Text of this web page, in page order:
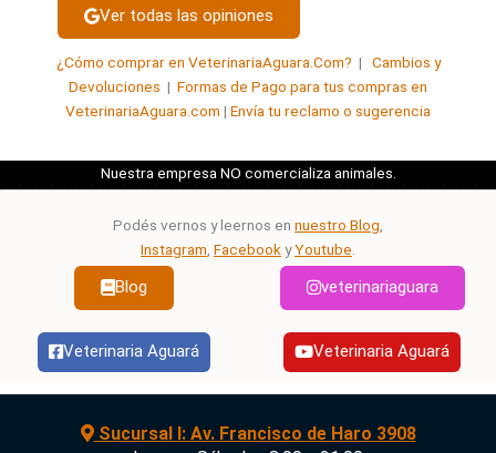
Ver todas las opiniones
¿Cómo comprar en VeterinariaAguara.Com? | Cambios y
Devoluciones | Formas de Pago para tus compras en
VeterinariaAguara.com | Envía tu reclamo o sugerencia
Nuestra empresa NO comercializa animales.
Podés vernos y leernos en nuestro Blog
Instagram FacebookyYoutube
Blog veterinariaguara
Veterinaria Aguará Veterinaria Aguará
Sucursal I: Av. Francisco de Haro 3908